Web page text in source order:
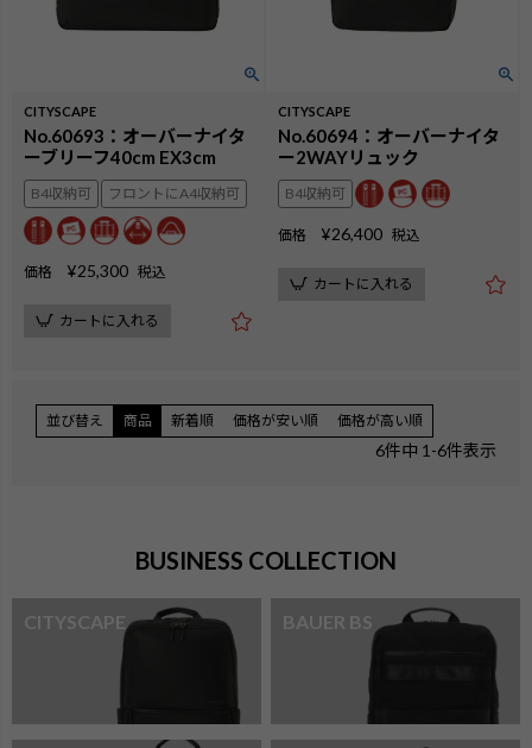
CITYSCAPE
No.60693：オーバーナイタ
ーブリーフ40cm EX3cm
B4収納可 フロントにA4収納可
価格 ¥25,300 税込
カートに入れる
CITYSCAPE
No.60694：オーバーナイタ
ー2WAYリュック
B4収納可
価格 ¥26,400 税込
カートに入れる
並び替え 商品 新着順 価格が安い順 価格が高い順
6件中 1 -6件表示
BUSINESS COLLECTION
CITYSCAPE BAUER BS